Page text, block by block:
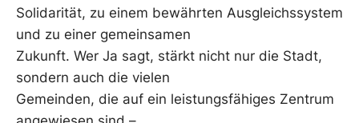
Solidarität, zu einem bewährten Ausgleichssystem
und zu einer gemeinsamen
Zukunft. Wer Ja sagt, stärkt nicht nur die Stadt,
sondern auch die vielen
Gemeinden, die auf ein leistungsfähiges Zentrum